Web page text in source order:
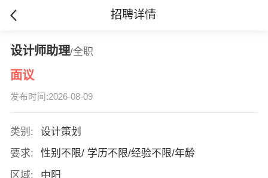
招聘详情
设计师助理/全职
面议
发布时间:2026-08-09
类别:
设计策划
要求:
性别不限/ 学历不限/经验不限/年龄
区域:
中阳